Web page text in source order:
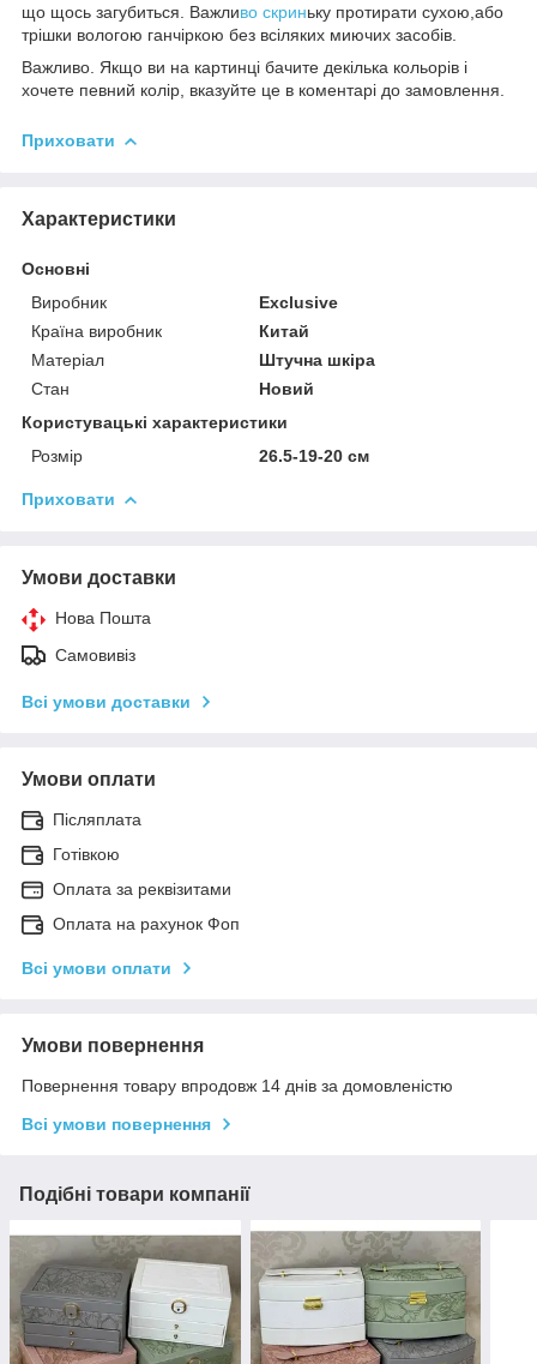
що щось загубиться. Важливо скриньку протирати сухою,або
трішки вологою ганчіркою без всіляких миючих засобів.
Важливо. Якщо ви на картинці бачите декілька кольорів і
хочете певний колір, вказуйте це в коментарі до замовлення.
Приховати
Характеристики
Основні
Виробник
Exclusive
Країна виробник
Китай
Матеріал
Штучна шкіра
Стан
Новий
Користувацькі характеристики
Розмір
26.5-19-20 см
Приховати
Умови доставки
Нова Пошта
Самовивіз
Всі умови доставки
Умови оплати
Післяплата
Готівкою
Оплата за реквізитами
Оплата на рахунок Фоп
Всі умови оплати
Умови повернення
Повернення товару впродовж 14 днів за домовленістю
Всі умови повернення
Подібні товари компанії